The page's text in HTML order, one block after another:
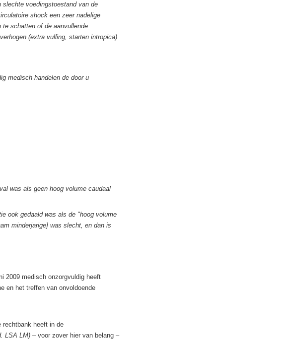
voedingstoestand van de
shock een zeer nadelige
te schatten of de aanvullende
(extra vulling, starten intropica)
medisch handelen de door u
was als geen hoog volume caudaal
ook gedaald was als de "hoog volume
minderjarige] was slecht, en dan is
2009 medisch onzorgvuldig heeft
en het treffen van onvoldoende
rechtbank heeft in de
LSA LM) – voor zover hier van belang –